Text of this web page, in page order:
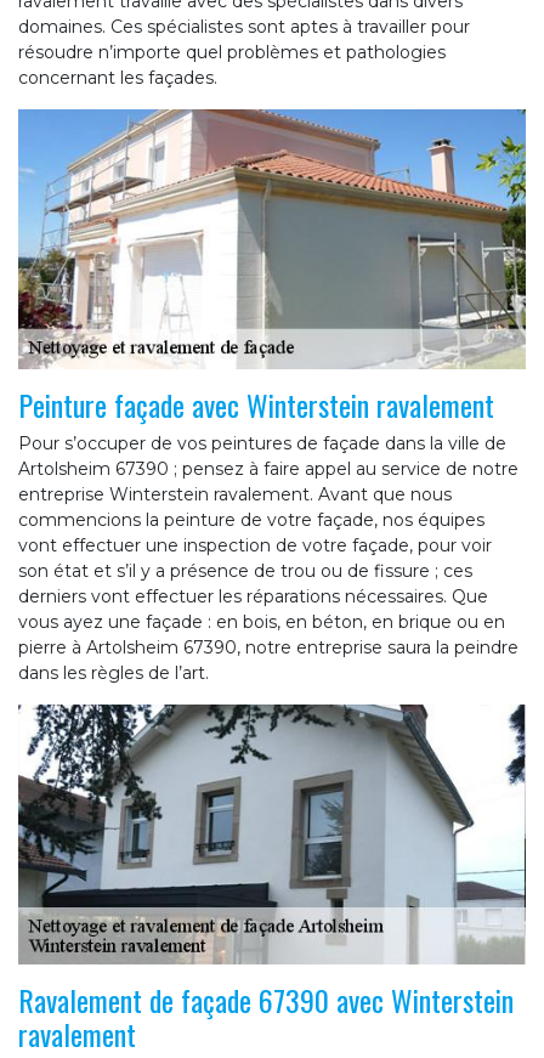
domaines. Ces spécialistes sont aptes à travailler pour
résoudre n’importe quel problèmes et pathologies
concernant les façades.
Peinture façade avec Winterstein ravalement
Pour s’occuper de vos peintures de façade dans la ville de
Artolsheim 67390 ; pensez à faire appel au service de notre
entreprise Winterstein ravalement. Avant que nous
commencions la peinture de votre façade, nos équipes
vont effectuer une inspection de votre façade, pour voir
son état et s’il y a présence de trou ou de fissure ; ces
derniers vont effectuer les réparations nécessaires. Que
vous ayez une façade : en bois, en béton, en brique ou en
pierre à Artolsheim 67390, notre entreprise saura la peindre
dans les règles de l’art.
Ravalement de façade 67390 avec Winterstein
ravalement